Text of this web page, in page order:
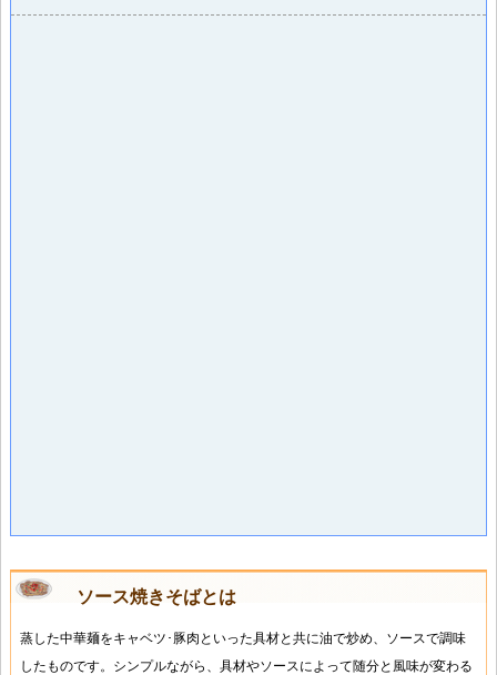
ソース焼きそばとは
蒸した中華麺をキャベツ･豚肉といった具材と共に油で炒め、ソースで調味
したものです。シンプルながら、具材やソースによって随分と風味が変わる